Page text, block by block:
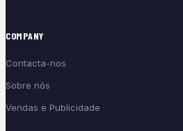
COMPANY
Contacta-nos
Sobre nós
Vendas e Publicidade